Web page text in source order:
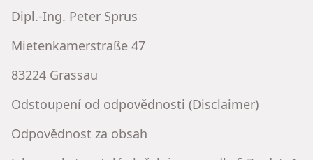
Dipl.-Ing. Peter Sprus
Mietenkamerstraße 47
83224 Grassau
Odstoupení od odpovědnosti (Disclaimer)
Odpovědnost za obsah